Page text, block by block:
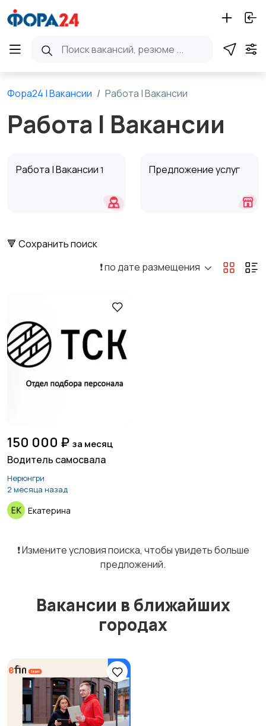
Фора24 | Вакансии Работа | Вакансии
Работа | Вакансии
Работа | Вакансии 1 Предложение услуг
🔻 Сохранить поиск
❗️ по дате размещения
150 000 ₽ за месяц
Водитель самосвала
Нерюнгри
2 месяца назад
Екатерина
❗️ Измените условия поиска, чтобы увидеть больше
предложений.
Вакансии в ближайших
городах